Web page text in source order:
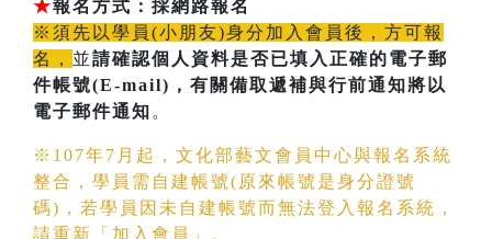
★報名方式：採網路報名
※須先以學員(小朋友)身分加入會員後，方可報
名， 並請確認個人資料是否已填入正確的電子郵
件帳號(E-mail) ，有關備取遞補與行前通知將以
電子郵件通知 。
※107年7月起，文化部藝文會員中心與報名系統
整合，學員需自建帳號(原來帳號是身分證號
碼)，若學員因未自建帳號而無法登入報名系統，
請重新「加入會員」。